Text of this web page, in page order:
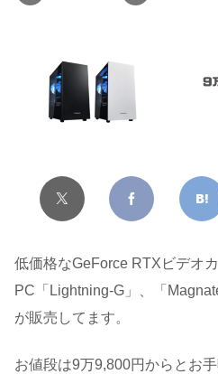
低価格なGeForce RTXビデオ
PC「Lightning-G」、「
が販売してます。
お値段は9万9,800円からとお